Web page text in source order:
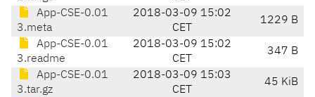
App-CSE-0.01
3.meta
2018-03-09 15:02
CET
1229 B
App-CSE-0.01
3.readme
2018-03-09 15:02
CET
347 B
App-CSE-0.01
3.tar.gz
2018-03-09 15:03
CET
45 KiB